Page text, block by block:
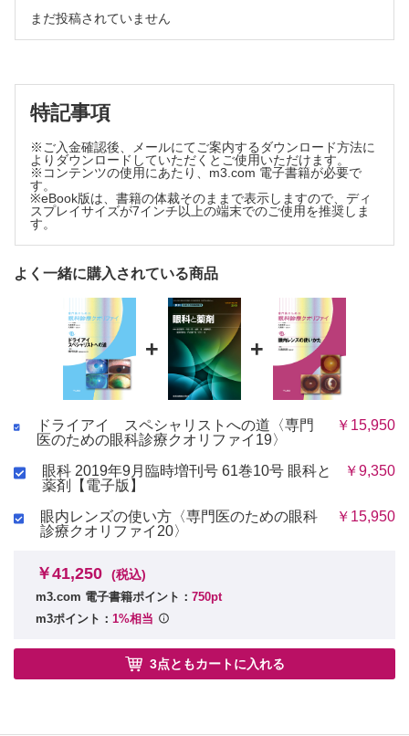
コンタクトレンズとドライアイの関連性 （酒井利江子，横井則彦）
コンタクトレンズ関連ドライアイの治療 （土至田 宏）
結膜弛緩症とドライアイの関連 （小室 青）
上輪部角結膜炎 （加藤浩晃）
Lidwiper epitheliopathyとその治療 （白石 敦）
糸状角膜炎の眼瞼下垂手術による治療 （北澤耕司）
Meige症候群 （細谷友雅）
11 上流のリスクとその治療／眼表面上皮の水濡れ性低下
眼表面上皮の病的角化とその治療 （高 静花）
BUT短縮型ドライアイの診断と治療 （田 聖花）
12 複合リスク
全身疾患，全身薬とドライアイの関連 （松葉沙織）
手術とドライアイの関連 （原 修哉）
LASIK とドライアイの関係について教えてください （戸田郁子）
13 眼表面疾患とドライアイ
慢性移植片対宿主病とドライアイ （小川葉子）
Stevens?Johnson 症候群，眼類天疱瘡とドライアイ （上田真由美，
外園千恵）
文献
索引
日本のドライアイの定義と診断基準 （島� 潤）
ドライアイの分類 （篠崎和美）
Sjogren 症候群の診断基準 （北川和子）
ドライアイの疫学 （内野美樹）
5 一般外来検査
ドライアイ検査の手順 （薗村有紀子）
ドライアイの症状とクエッショネア （坂根由梨）
外眼部の視診 （五藤智子）
BUT の測定 （堀 裕一）
Schirmerテスト （西條裕美子）
眼瞼縁の異常の評価 （鎌尾知行）
6 特殊検査
メニスコメトリ法 （横井則彦）
ストリップメニスコメトリ （オサマモハメドアリ イブラヒ
ム）
涙液インターフェロメトリ （後藤英樹）
共焦点顕微鏡 （村戸ドール）
涙液蒸発率測定 （後藤英樹）
実用視力 （海道美奈子）
TSAS（tear stability analysis system） （五藤智子）
高次収差解析 （高 静花）
7 コア・メカニズムの考えかたと治療
まだ投稿されていません
特記事項
※ご入金確認後、メールにてご案内するダウンロード方法に
よりダウンロードしていただくとご使用いただけます。
※コンテンツの使用にあたり、m3.com 電子書籍が必要で
す。
※eBook版は、書籍の体裁そのままで表示しますので、ディ
スプレイサイズが7インチ以上の端末でのご使用を推奨しま
す。
よく一緒に購入されている商品
+ +
ドライアイ スペシャリストへの道〈専門
医のための眼科診療クオリファイ19〉
￥15,950
眼科 2019年9月臨時増刊号 61巻10号 眼科と
薬剤【電子版】
￥9,350
眼内レンズの使い方〈専門医のための眼科
診療クオリファイ20〉
￥15,950
￥41,250 (税込)
m3.com 電子書籍ポイント： 750pt
m3ポイント： 1%相当
3点ともカートに入れる